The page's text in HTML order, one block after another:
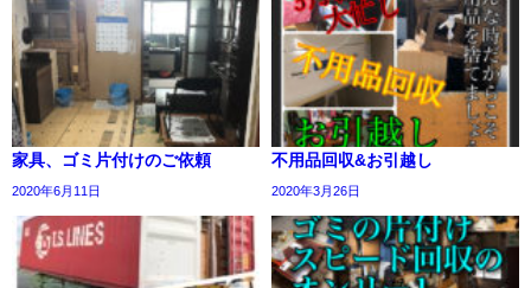
家具、ゴミ片付けのご依頼
2020年6月11日
不用品回収&お引越し
2020年3月26日